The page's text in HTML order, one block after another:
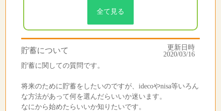
全て見る
貯蓄について
更新日時
2020/03/16
貯蓄に関しての質問です。
将来のために貯蓄をしたいのですが、idecoやnisa等いろん
な方法があって何を選んだらいいか迷います。
なにから始めたらいいか知りたいです。